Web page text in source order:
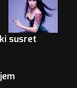
susret